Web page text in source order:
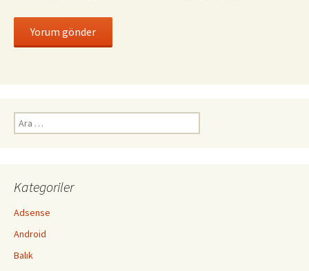
Arama:
Kategoriler
Adsense
Android
Balık